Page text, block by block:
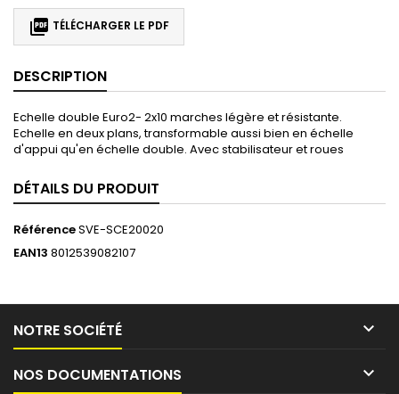
 TÉLÉCHARGER LE PDF
DESCRIPTION
Echelle double Euro2- 2x10 marches légère et résistante.
Echelle en deux plans, transformable aussi bien en échelle
d'appui qu'en échelle double. Avec stabilisateur et roues
DÉTAILS DU PRODUIT
RéférenceSVE-SCE20020
EAN13 8012539082107
NOTRE SOCIÉTÉ 
NOS DOCUMENTATIONS 